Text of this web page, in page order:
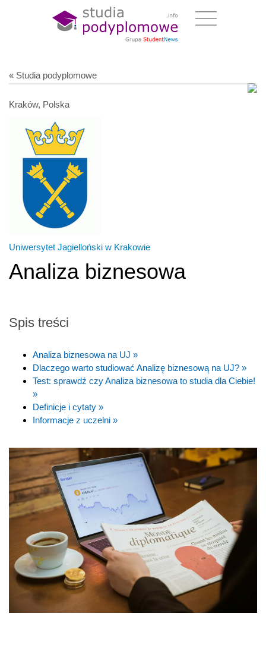
« Studia podyplomowe
Kraków, Polska
Uniwersytet Jagielloński w Krakowie
Analiza biznesowa
Spis treści
Analiza biznesowa na UJ »
Dlaczego warto studiować Analizę biznesową na UJ? »
Test: sprawdź czy Analiza biznesowa to studia dla Ciebie!
»
Definicje i cytaty »
Informacje z uczelni »